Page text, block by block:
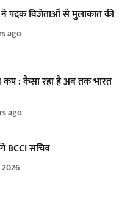
ने पदक विजेताओं से मुलाकात की
ago
कप : कैसा रहा है अब तक भारत
ago
BCCI सचिव